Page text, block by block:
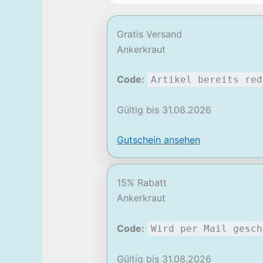
Gratis Versand
Ankerkraut
Code: Artikel bereits
Gültig bis 31.08.2026
Gutschein ansehen
15% Rabatt
Ankerkraut
Code: Wird per Mail
Gültig bis 31.08.2026